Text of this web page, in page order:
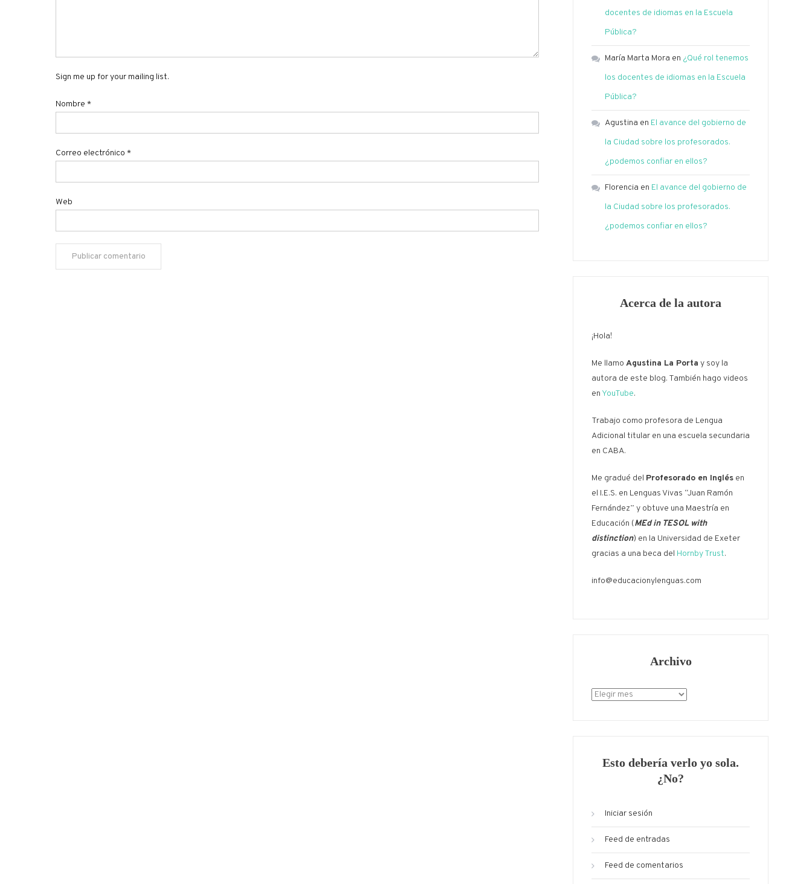
Sign me up for your mailing list.
Nombre *
Correo electrónico *
Web
docentes de idiomas en la Escuela
Pública?
María Marta Mora en ¿Qué rol tenemos
los docentes de idiomas en la Escuela
Pública?
Agustina en El avance del gobierno de
la Ciudad sobre los profesorados.
¿podemos confiar en ellos?
Florencia en El avance del gobierno de
la Ciudad sobre los profesorados.
¿podemos confiar en ellos?
Acerca de la autora
¡Hola!
Me llamo Agustina La Porta y soy la
autora de este blog. También hago videos
en YouTube.
Trabajo como profesora de Lengua
Adicional titular en una escuela secundaria
en CABA.
Me gradué del Profesorado en Inglés en
el I.E.S. en Lenguas Vivas “Juan Ramón
Fernández” y obtuve una Maestría en
Educación (MEd in TESOL with
distinction) en la Universidad de Exeter
gracias a una beca del Hornby Trust.
info@educacionylenguas.com
Archivo
Archivo
Esto debería verlo yo sola.
¿No?
Iniciar sesión
Feed de entradas
Feed de comentarios